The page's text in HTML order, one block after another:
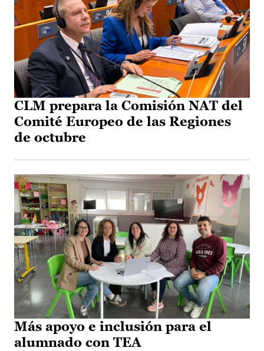
CLM prepara la Comisión NAT del
Comité Europeo de las Regiones
de octubre
Más apoyo e inclusión para el
alumnado con TEA